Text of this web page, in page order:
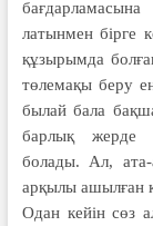
латынмен бірге
құзырымда
төлемақы беру
былай бала
барлық жерде
болады. Ал,
арқылы ашылған
Одан кейін сөз